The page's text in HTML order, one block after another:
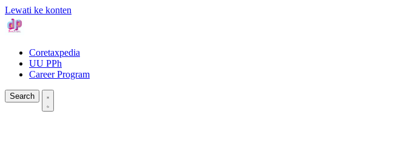
Lewati ke konten
Coretaxpedia
UU PPh
Career Program
Search